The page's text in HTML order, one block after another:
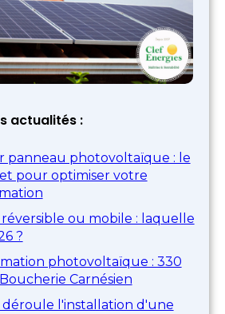
actualités :
panneau photovoltaïque : le
pour optimiser votre
ou mobile : laquelle
?
photovoltaïque : 330
Carnésien
déroule l'installation d'une